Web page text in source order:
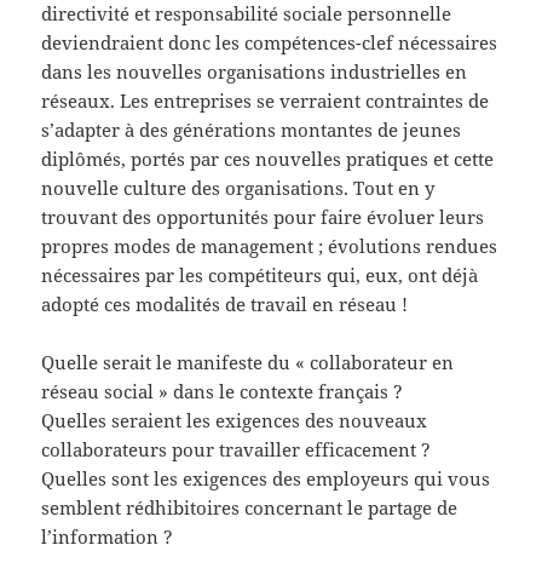
directivité et responsabilité sociale personnelle
deviendraient donc les compétences-clef nécessaires
dans les nouvelles organisations industrielles en
réseaux. Les entreprises se verraient contraintes de
s’adapter à des générations montantes de jeunes
diplômés, portés par ces nouvelles pratiques et cette
nouvelle culture des organisations. Tout en y
trouvant des opportunités pour faire évoluer leurs
propres modes de management ; évolutions rendues
nécessaires par les compétiteurs qui, eux, ont déjà
adopté ces modalités de travail en réseau !
Quelle serait le manifeste du « collaborateur en
réseau social » dans le contexte français ?
Quelles seraient les exigences des nouveaux
collaborateurs pour travailler efficacement ?
Quelles sont les exigences des employeurs qui vous
semblent rédhibitoires concernant le partage de
l’information ?